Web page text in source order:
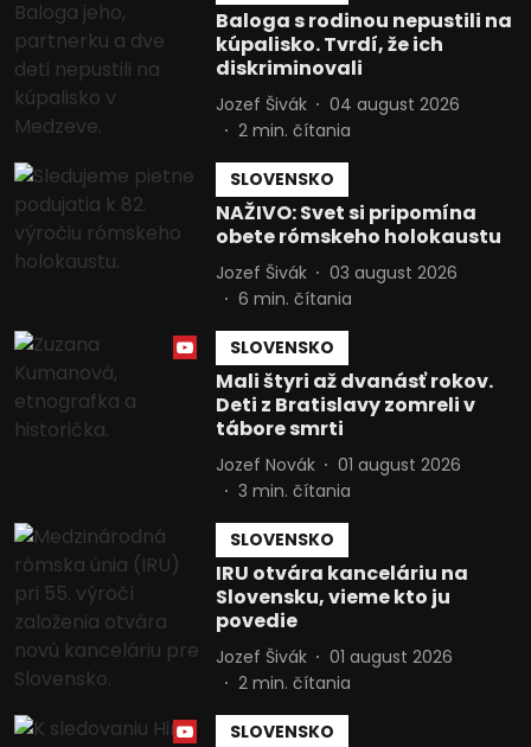
Baloga s rodinou nepustili na
kúpalisko. Tvrdí, že ich
diskriminovali
Jozef Šivák
04 august 2026
2 min. čítania
SLOVENSKO
NAŽIVO: Svet si pripomína
obete rómskeho holokaustu
Jozef Šivák
03 august 2026
6 min. čítania
SLOVENSKO
Mali štyri až dvanásť rokov.
Deti z Bratislavy zomreli v
tábore smrti
Jozef Novák
01 august 2026
3 min. čítania
SLOVENSKO
IRU otvára kanceláriu na
Slovensku, vieme kto ju
povedie
Jozef Šivák
01 august 2026
2 min. čítania
SLOVENSKO